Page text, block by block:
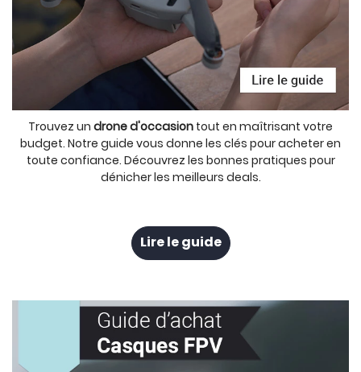
Trouvez un drone d'occasion tout en maîtrisant votre
budget. Notre guide vous donne les clés pour acheter en
toute confiance. Découvrez les bonnes pratiques pour
dénicher les meilleurs deals.
Lire le guide